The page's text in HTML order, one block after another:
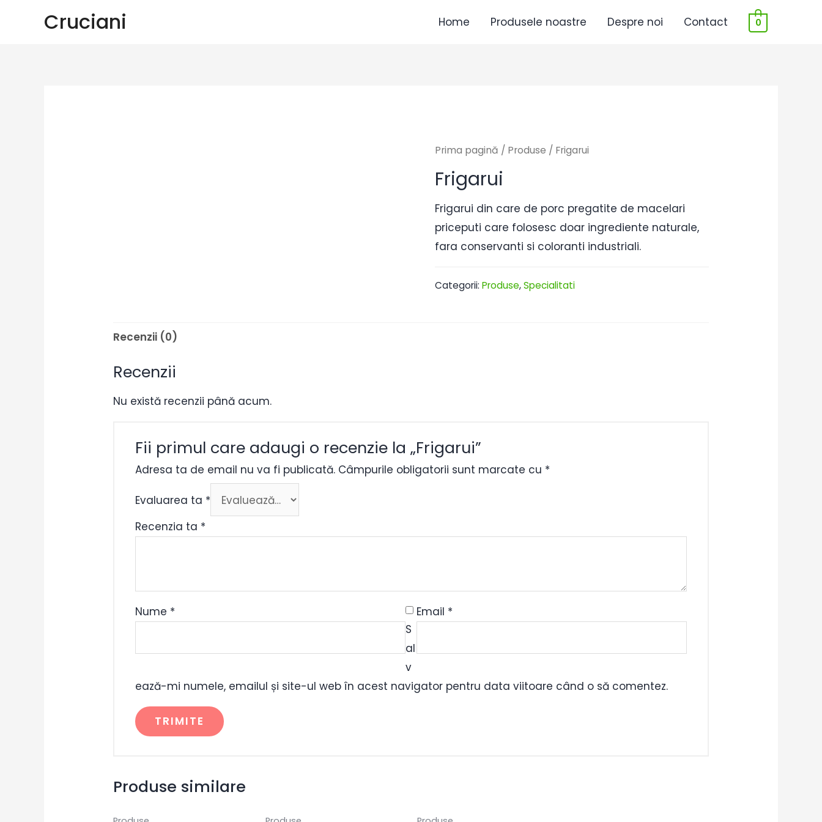
Cruciani Home Produsele noastre Despre noi Contact 0
Prima pagină / Produse / Frigarui
Frigarui
Frigarui din care de porc pregatite de macelari
priceputi care folosesc doar ingrediente naturale,
fara conservanti si coloranti industriali.
Categorii: Produse,Specialitati
Recenzii (0)
Recenzii
Nu există recenzii până acum.
Fii primul care adaugi o recenzie la „Frigarui”
Adresa ta de email nu va fi publicată. Câmpurile obligatorii sunt marcate cu *
Evaluarea ta *
Recenzia ta *
Nume * Email *
S
al
v
ează-mi numele, emailul și site-ul web în acest navigator pentru data viitoare când o să comentez.
Produse similare